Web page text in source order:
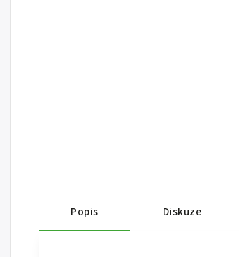
Popis Diskuze